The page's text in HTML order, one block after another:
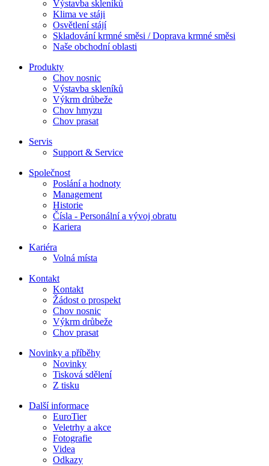
Výstavba skleníků
Klima ve stáji
Osvětlení stájí
Skladování krmné směsi / Doprava krmné směsi
Naše obchodní oblasti
Produkty
Chov nosnic
Výstavba skleníků
Výkrm drůbeže
Chov hmyzu
Chov prasat
Servis
Support & Service
Společnost
Poslání a hodnoty
Management
Historie
Čísla - Personální a vývoj obratu
Kariera
Kariéra
Volná místa
Kontakt
Kontakt
Žádost o prospekt
Chov nosnic
Výkrm drůbeže
Chov prasat
Novinky a příběhy
Novinky
Tisková sdělení
Z tisku
Další informace
EuroTier
Veletrhy a akce
Fotografie
Videa
Odkazy